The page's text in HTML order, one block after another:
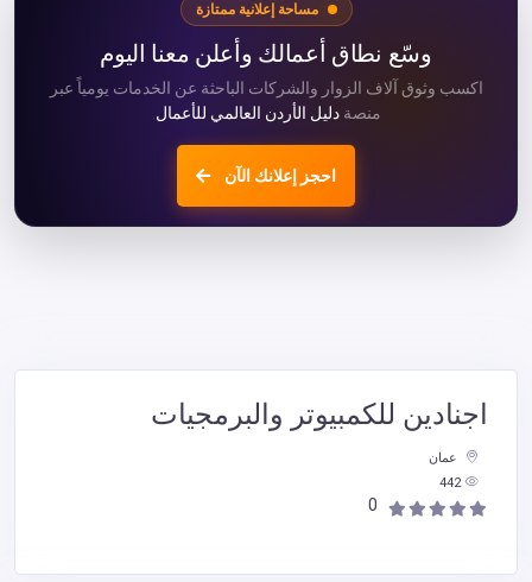
مساحة إعلانية ممتازة
وسّع نطاق أعمالك وأعلن معنا اليوم
اكسب وثوق آلاف الزوار والشركات الباحثة عن الخدمات يومياً عبر
منصةدليل الأردن العالمي للأعمال
احجز إعلانك الآن
اجنادين للكمبيوتر والبرمجيات
عمان
442
0